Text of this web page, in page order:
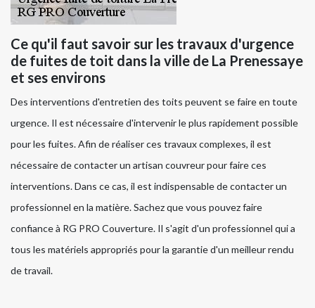
Ce qu'il faut savoir sur les travaux d'urgence
de fuites de toit dans la ville de La Prenessaye
et ses environs
Des interventions d'entretien des toits peuvent se faire en toute
urgence. Il est nécessaire d'intervenir le plus rapidement possible
pour les fuites. Afin de réaliser ces travaux complexes, il est
nécessaire de contacter un artisan couvreur pour faire ces
interventions. Dans ce cas, il est indispensable de contacter un
professionnel en la matière. Sachez que vous pouvez faire
confiance à RG PRO Couverture. Il s'agit d'un professionnel qui a
tous les matériels appropriés pour la garantie d'un meilleur rendu
de travail.